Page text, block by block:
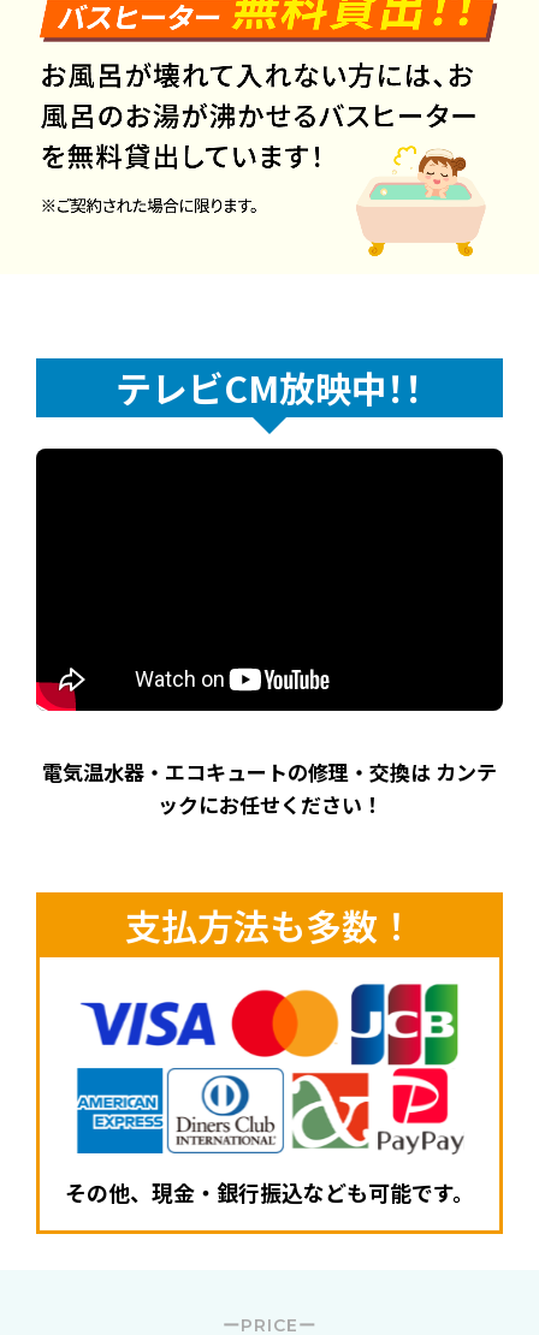
テレビCM放映中！！
電気温水器・エコキュートの修理・交換は カンテ
ックにお任せください！
支払方法も多数！
その他、現金・銀行振込なども可能です。
ーPRICEー